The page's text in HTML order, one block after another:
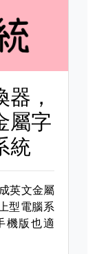
，
屬字
統
英文金屬
型電腦系
機版也適